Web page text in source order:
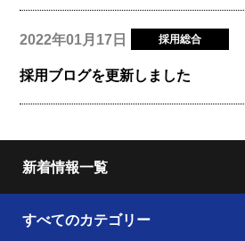
2022年01月17日 採用総合
採用ブログを更新しました
新着情報一覧
すべてのカテゴリー